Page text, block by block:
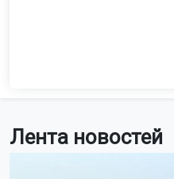
Лента новостей